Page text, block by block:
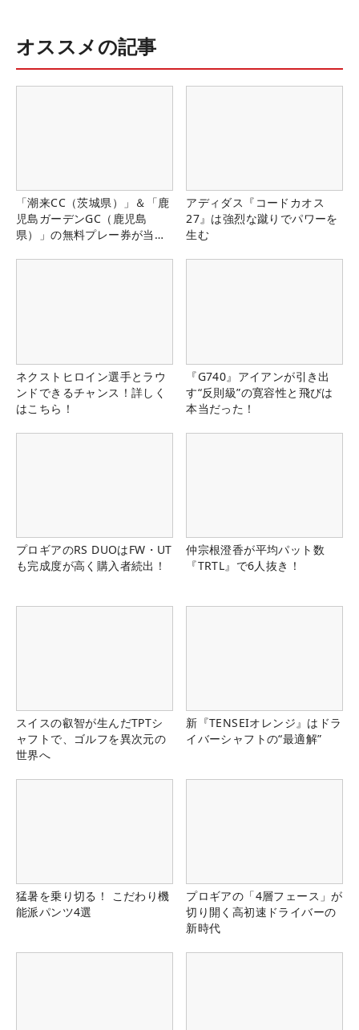
オススメの記事
「潮来CC（茨城県）」＆「鹿
児島ガーデンGC（鹿児島
県）」の無料プレー券が当た
アディダス『コードカオス
27』は強烈な蹴りでパワーを
生む
ネクストヒロイン選手とラウ
ンドできるチャンス！詳しく
はこちら！
『G740』アイアンが引き出
す“反則級”の寛容性と飛びは
本当だった！
プロギアのRS DUOはFW・UT
も完成度が高く購入者続出！
仲宗根澄香が平均パット数
『TRTL』で6人抜き！
スイスの叡智が生んだTPTシ
ャフトで、ゴルフを異次元の
世界へ
新『TENSEIオレンジ』はドラ
イバーシャフトの“最適解”
猛暑を乗り切る！ こだわり機
能派パンツ4選
プロギアの「4層フェース」が
切り開く高初速ドライバーの
新時代